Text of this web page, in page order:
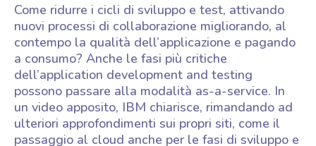
Come ridurre i cicli di sviluppo e test, attivando
nuovi processi di collaborazione migliorando, al
contempo la qualità dell’applicazione e pagando
a consumo? Anche le fasi più critiche
dell’application development and testing
possono passare alla modalità as-a-service. In
un video apposito, IBM chiarisce, rimandando ad
ulteriori approfondimenti sui propri siti, come il
passaggio al cloud anche per le fasi di sviluppo e